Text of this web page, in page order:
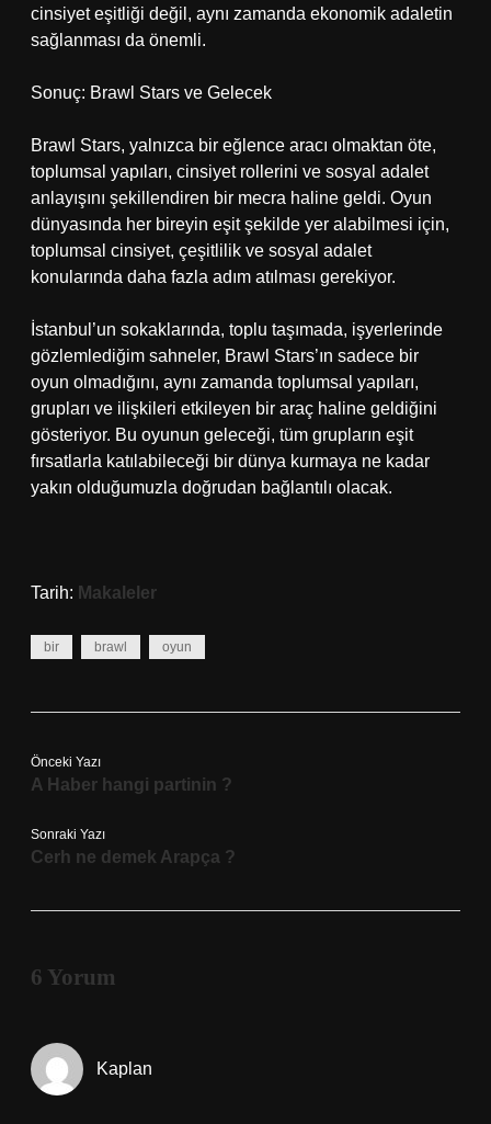
cinsiyet eşitliği değil, aynı zamanda ekonomik adaletin
sağlanması da önemli.
Sonuç: Brawl Stars ve Gelecek
Brawl Stars, yalnızca bir eğlence aracı olmaktan öte,
toplumsal yapıları, cinsiyet rollerini ve sosyal adalet
anlayışını şekillendiren bir mecra haline geldi. Oyun
dünyasında her bireyin eşit şekilde yer alabilmesi için,
toplumsal cinsiyet, çeşitlilik ve sosyal adalet
konularında daha fazla adım atılması gerekiyor.
İstanbul’un sokaklarında, toplu taşımada, işyerlerinde
gözlemlediğim sahneler, Brawl Stars’ın sadece bir
oyun olmadığını, aynı zamanda toplumsal yapıları,
grupları ve ilişkileri etkileyen bir araç haline geldiğini
gösteriyor. Bu oyunun geleceği, tüm grupların eşit
fırsatlarla katılabileceği bir dünya kurmaya ne kadar
yakın olduğumuzla doğrudan bağlantılı olacak.
Tarih: Makaleler
bir brawl oyun
Önceki Yazı
A Haber hangi partinin ?
Sonraki Yazı
Cerh ne demek Arapça ?
6 Yorum
Kaplan